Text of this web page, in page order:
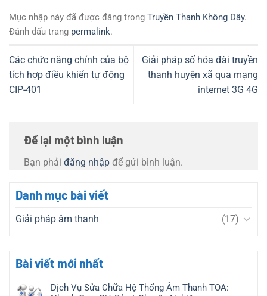
Mục nhập này đã được đăng trong Truyền Thanh Không Dây.
Đánh dấu trang permalink.
Các chức năng chính của bộ
tích hợp điều khiển tự động
CIP-401
Giải pháp số hóa đài truyền
thanh huyện xã qua mạng
internet 3G 4G
Để lại một bình luận
Bạn phải đăng nhập để gửi bình luận.
Danh mục bài viết
Giải pháp âm thanh (17)
Bài viết mới nhất
Dịch Vụ Sửa Chữa Hệ Thống Âm Thanh TOA: